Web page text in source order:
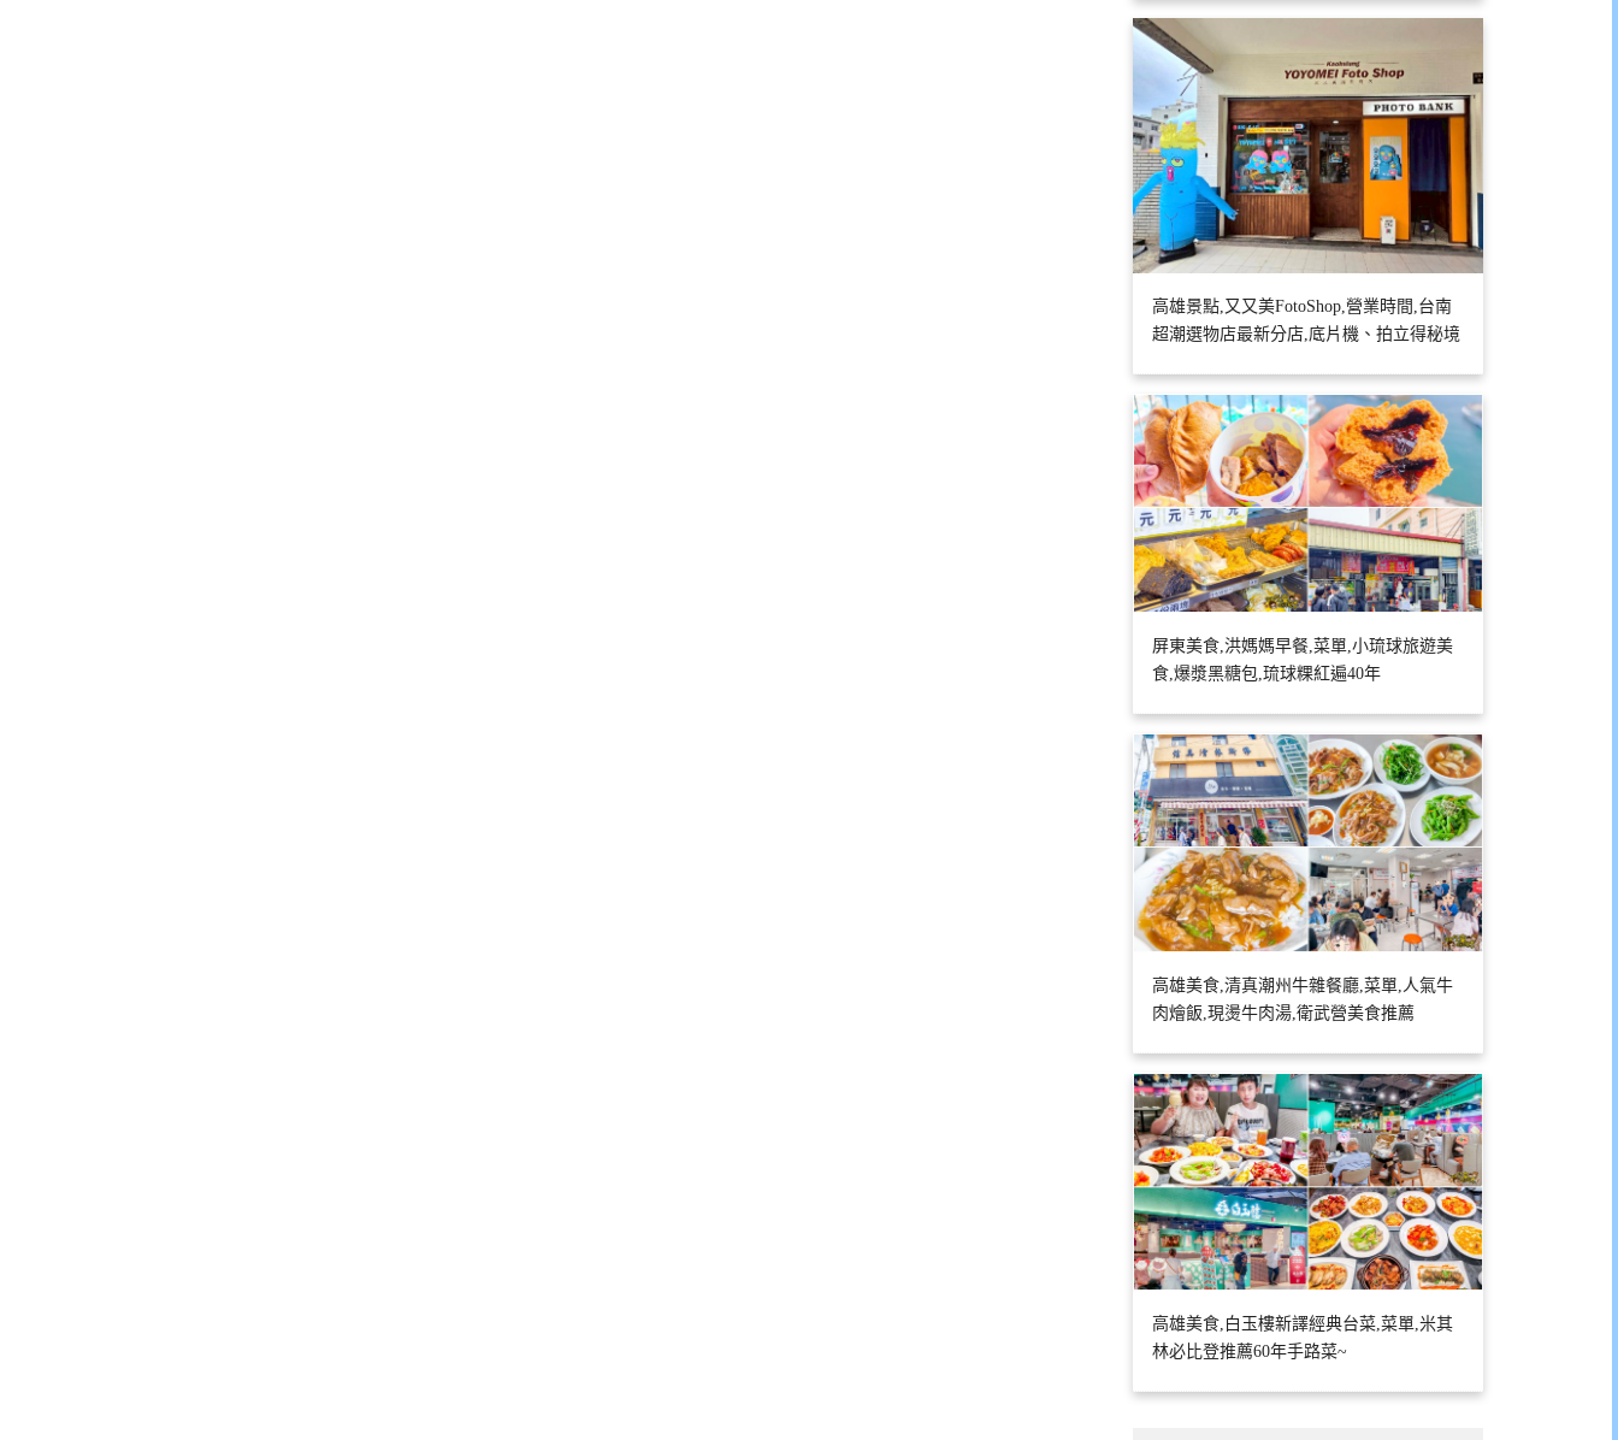
高雄景點,又又美FotoShop,營業時間,台南
超潮選物店最新分店,底片機、拍立得秘境
屏東美食,洪媽媽早餐,菜單,小琉球旅遊美
食,爆漿黑糖包,琉球粿紅遍40年
高雄美食,清真潮州牛雜餐廳,菜單,人氣牛
肉燴飯,現燙牛肉湯,衛武營美食推薦
高雄美食,白玉樓新譯經典台菜,菜單,米其
林必比登推薦60年手路菜~